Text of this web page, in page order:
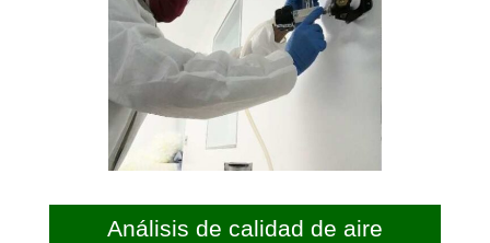
Análisis de calidad de aire